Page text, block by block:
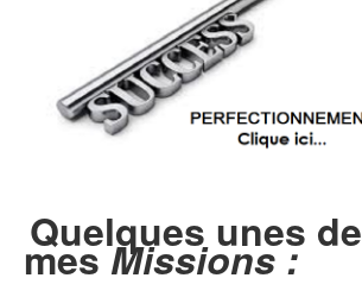
Quelques unes de
mesMissions :